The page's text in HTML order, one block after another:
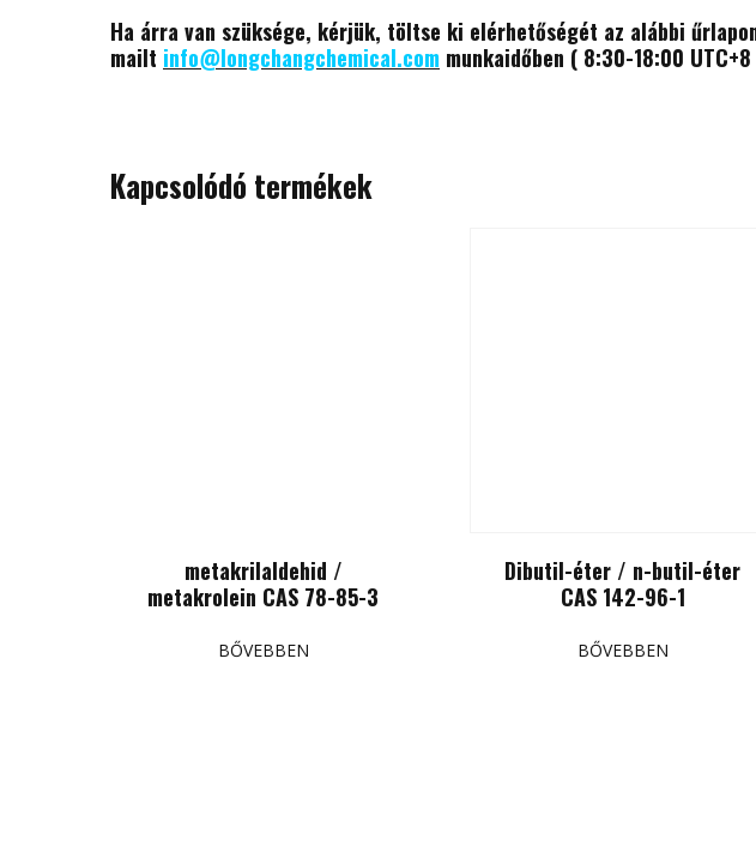
Ha árra van szüksége, kérjük, töltse ki elérhetőségét az alábbi
mailt info@longchangchemical.com munkaidőben ( 8:30-18:00
Kapcsolódó termékek
metakrilaldehid /
metakrolein CAS 78-85-3
BŐVEBBEN
Dibutil-éter / n-butil-éter
CAS 142-96-1
BŐVEBBEN